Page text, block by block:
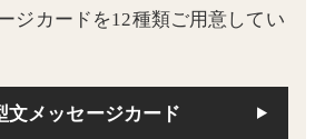
ジカードを12種類ご用意してい
文メッセージカード